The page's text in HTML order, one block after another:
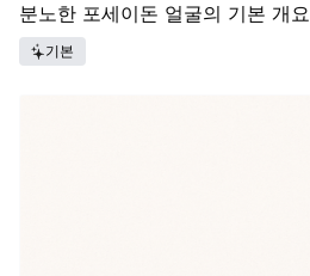
분노한 포세이돈 얼굴의 기본 개요
기본